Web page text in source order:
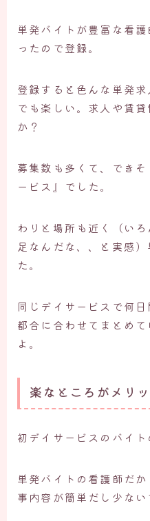
単発バイトが豊富な看
ったので登録。
登録すると色んな単発
でも楽しい。求人や賃
か？
募集数も多くて、でき
ービス』でした。
わりと場所も近く（い
足なんだな、、と実感
た。
同じデイサービスで何日
都合に合わせてまとめ
よ。
楽なところがメリ
初デイサービスのバイト
単発バイトの看護師だ
事内容が簡単だし少ない